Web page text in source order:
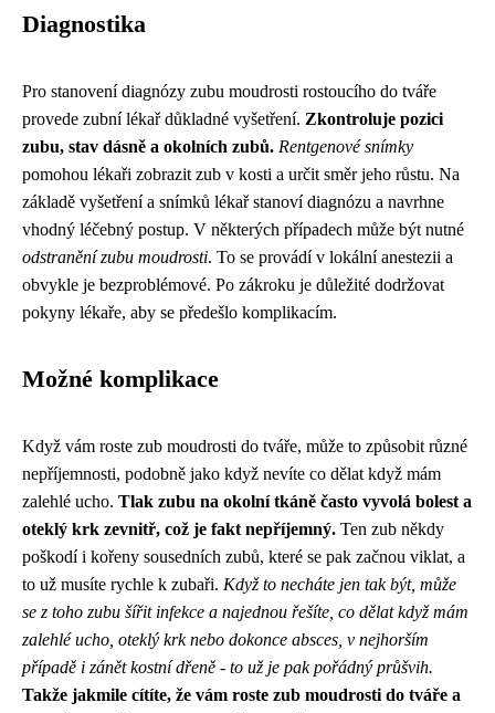
Diagnostika
Pro stanovení diagnózy zubu moudrosti rostoucího do tváře
provede zubní lékař důkladné vyšetření. Zkontroluje pozici
zubu, stav dásně a okolních zubů. Rentgenové snímky
pomohou lékaři zobrazit zub v kosti a určit směr jeho růstu. Na
základě vyšetření a snímků lékař stanoví diagnózu a navrhne
vhodný léčebný postup. V některých případech může být nutné
odstranění zubu moudrosti. To se provádí v lokální anestezii a
obvykle je bezproblémové. Po zákroku je důležité dodržovat
pokyny lékaře, aby se předešlo komplikacím.
Možné komplikace
Když vám roste zub moudrosti do tváře, může to způsobit různé
nepříjemnosti, podobně jako když nevíte co dělat když mám
zalehlé ucho. Tlak zubu na okolní tkáně často vyvolá bolest a
oteklý krk zevnitř, což je fakt nepříjemný. Ten zub někdy
poškodí i kořeny sousedních zubů, které se pak začnou viklat, a
to už musíte rychle k zubaři. Když to necháte jen tak být, může
se z toho zubu šířit infekce a najednou řešíte, co dělat když mám
zalehlé ucho, oteklý krk nebo dokonce absces, v nejhorším
případě i zánět kostní dřeně - to už je pak pořádný průšvih.
Takže jakmile cítíte, že vám roste zub moudrosti do tváře a